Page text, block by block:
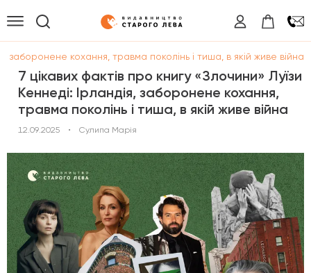
заборонене кохання, травма поколінь і тиша, в якій живе війна
7 цікавих фактів про книгу «Злочини» Луїзи
Кеннеді: Ірландія, заборонене кохання,
травма поколінь і тиша, в якій живе війна
12.09.2025 • Сулипа Марія